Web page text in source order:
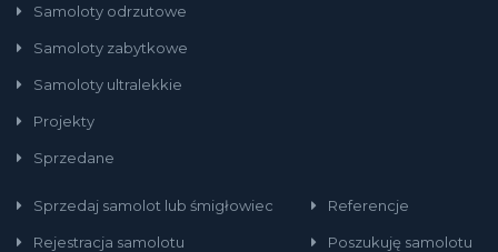
Samoloty odrzutowe
Samoloty zabytkowe
Samoloty ultralekkie
Projekty
Sprzedane
Sprzedaj samolot lub śmigłowiec
Rejestracja samolotu
Referencje
Poszukuję samolotu